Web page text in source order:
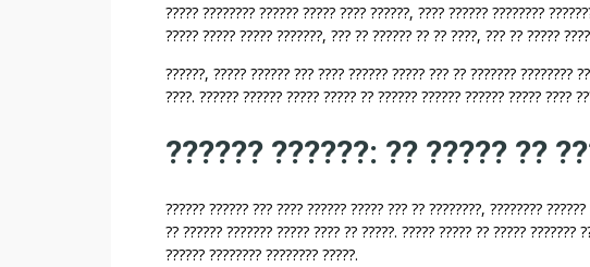
?
?
?
?
?
?
?
?
????? ???????? ?????? ????? ???? ??????, ???? ?????? ????????
????? ????? ????? ???????, ??? ?? ?????? ?? ?? ????, ??? ?? ?????
??????, ????? ?????? ??? ???? ?????? ????? ??? ?? ??????? ????????
????. ?????? ?????? ????? ????? ?? ?????? ?????? ?????? ????? ????
?????? ??????: ?? ????? ??
?????? ?????? ??? ???? ?????? ????? ??? ?? ????????, ????????
?? ?????? ??????? ????? ???? ?? ?????. ????? ????? ?? ????? ???????
?????? ???????? ???????? ?????.